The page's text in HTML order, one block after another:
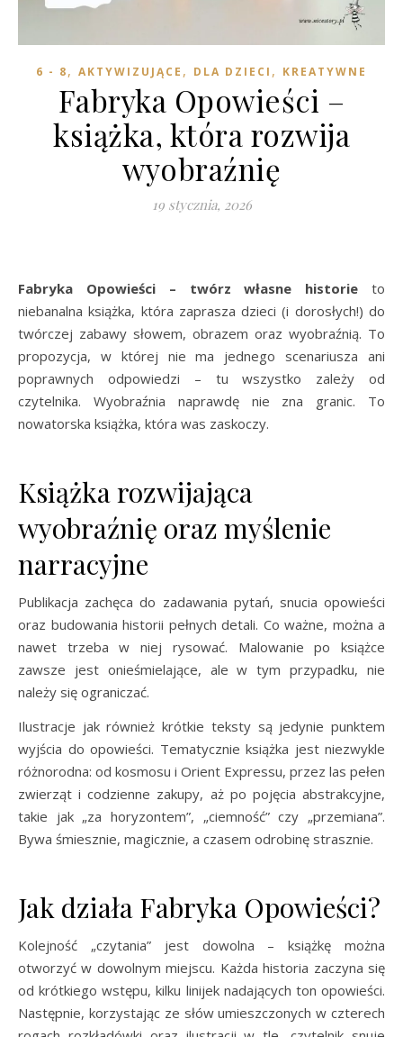
6 - 8, AKTYWIZUJĄCE , DLA DZIECI , KREATYWNE
Fabryka Opowieści –
książka, która rozwija
wyobraźnię
19 stycznia, 2026
Fabryka Opowieści – twórz własne historie to
niebanalna książka, która zaprasza dzieci (i dorosłych!) do
twórczej zabawy słowem, obrazem oraz wyobraźnią. To
propozycja, w której nie ma jednego scenariusza ani
poprawnych odpowiedzi – tu wszystko zależy od
czytelnika. Wyobraźnia naprawdę nie zna granic. To
nowatorska książka, która was zaskoczy.
Książka rozwijająca
wyobraźnię oraz myślenie
narracyjne
Publikacja zachęca do zadawania pytań, snucia opowieści
oraz budowania historii pełnych detali. Co ważne, można a
nawet trzeba w niej rysować. Malowanie po książce
zawsze jest onieśmielające, ale w tym przypadku, nie
należy się ograniczać.
Ilustracje jak również krótkie teksty są jedynie punktem
wyjścia do opowieści. Tematycznie książka jest niezwykle
różnorodna: od kosmosu i Orient Expressu, przez las pełen
zwierząt i codzienne zakupy, aż po pojęcia abstrakcyjne,
takie jak „za horyzontem”, „ciemność” czy „przemiana”.
Bywa śmiesznie, magicznie, a czasem odrobinę strasznie.
Jak działa Fabryka Opowieści?
Kolejność „czytania” jest dowolna – książkę można
otworzyć w dowolnym miejscu. Każda historia zaczyna się
od krótkiego wstępu, kilku linijek nadających ton opowieści.
Następnie, korzystając ze słów umieszczonych w czterech